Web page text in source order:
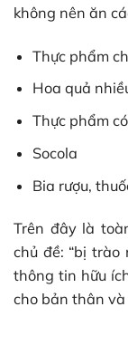
không nên ăn
Thực phẩm
Hoa quả
Thực phẩm
Socola
Bia rượu,
Trên đây là
chủ đề: “bị trào
thông tin hữu
cho bản thân